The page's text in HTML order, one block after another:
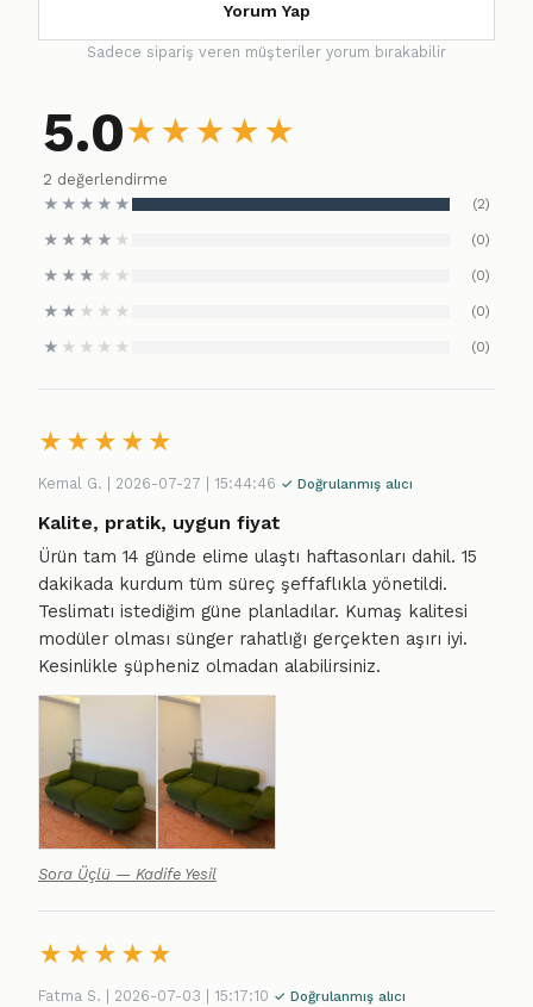
Yorum Yap
Sadece sipariş veren müşteriler yorum bırakabilir
5.0★ ★ ★ ★ ★
2 değerlendirme
★ ★ ★ ★ ★ (2)
★ ★ ★ ★ ★ (0)
★ ★ ★ ★ ★ (0)
★ ★ ★ ★ ★ (0)
★ ★ ★ ★ ★ (0)
★ ★ ★ ★ ★
Kemal G. | 2026-07-27 | 15:44:46 ✓ Doğrulanmış alıcı
Kalite, pratik, uygun fiyat
Ürün tam 14 günde elime ulaştı haftasonları dahil. 15
dakikada kurdum tüm süreç şeffaflıkla yönetildi.
Teslimatı istediğim güne planladılar. Kumaş kalitesi
modüler olması sünger rahatlığı gerçekten aşırı iyi.
Kesinlikle şüpheniz olmadan alabilirsiniz.
Sora Üçlü — Kadife Yesil
★ ★ ★ ★ ★
Fatma S. | 2026-07-03 | 15:17:10 ✓ Doğrulanmış alıcı